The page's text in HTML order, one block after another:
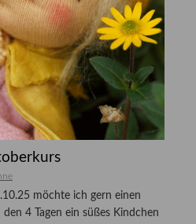
möchte ich gern einen
4 Tagen ein süßes Kindchen